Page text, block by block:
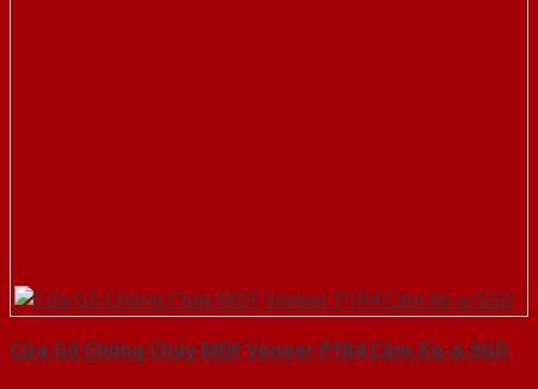
Cửa Gỗ Chống Cháy MDF Veneer P1R4 Căm Xe-a-SGD